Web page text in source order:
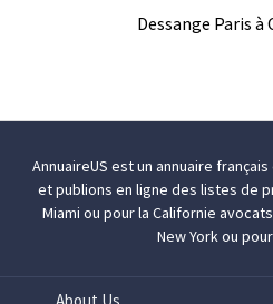
Dessange Paris à
AnnuaireUS est un annuaire
et publions en ligne des listes de
Miami ou pour la Californie
New Yorkou